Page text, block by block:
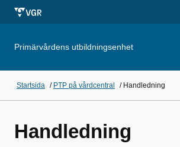
Primärvårdens utbildningsenhet
Startsida / PTP på vårdcentral / Handledning
Handledning